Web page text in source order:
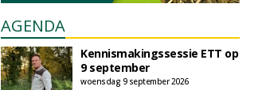
AGENDA
Kennismakingssessie ETT op
9 september
woensdag 9 september 2026